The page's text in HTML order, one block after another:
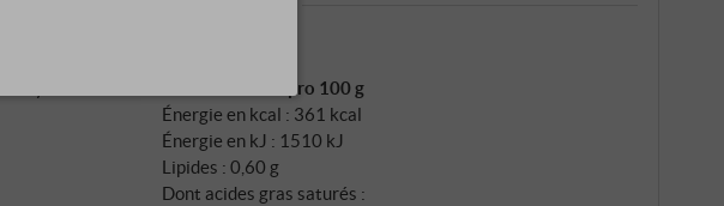
nutritionnelles pro 100 g
Énergie en kcal : 361 kcal
Énergie en kJ : 1510 kJ
Lipides : 0,60 g
Dont acides gras saturés :